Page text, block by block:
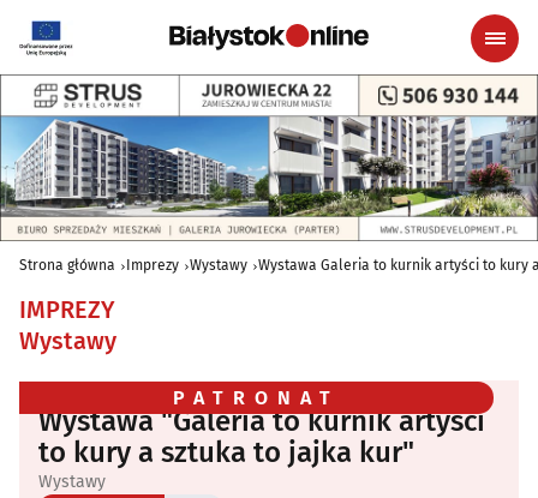
Strona główna Imprezy Wystawy Wystawa Galeria to kurnik artyści to kury
IMPREZY
Wystawy
PATRONAT
Wystawa "Galeria to kurnik artyści
to kury a sztuka to jajka kur"
Wystawy